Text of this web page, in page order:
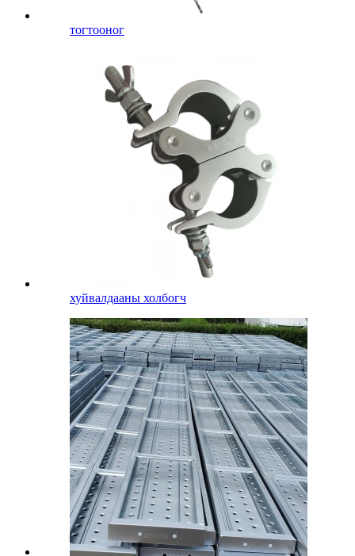
тогтооног
хуйвалдааны холбогч